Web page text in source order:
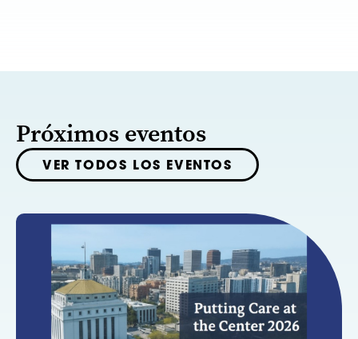
Próximos eventos
VER TODOS LOS EVENTOS